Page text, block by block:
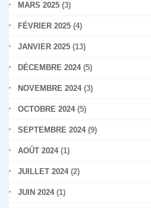
MARS 2025 (3)
FÉVRIER 2025 (4)
JANVIER 2025 (13)
DÉCEMBRE 2024(5)
NOVEMBRE 2024(3)
OCTOBRE 2024(5)
SEPTEMBRE 2024(9)
AOÛT 2024(1)
JUILLET 2024(2)
JUIN 2024(1)